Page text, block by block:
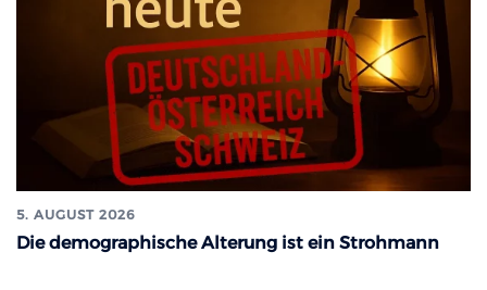
5. AUGUST 2026
Die demographische Alterung ist ein Strohmann